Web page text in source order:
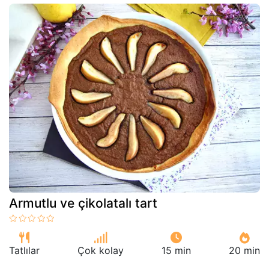
Armutlu ve çikolatalı tart
Tatlılar Çok kolay 15 min 20 min